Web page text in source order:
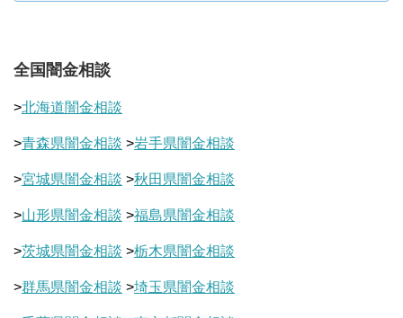
全国闇金相談
>北海道闇金相談
>青森県闇金相談 >岩手県闇金相談
>宮城県闇金相談 >秋田県闇金相談
>山形県闇金相談 >福島県闇金相談
>茨城県闇金相談 >栃木県闇金相談
>群馬県闇金相談 >埼玉県闇金相談